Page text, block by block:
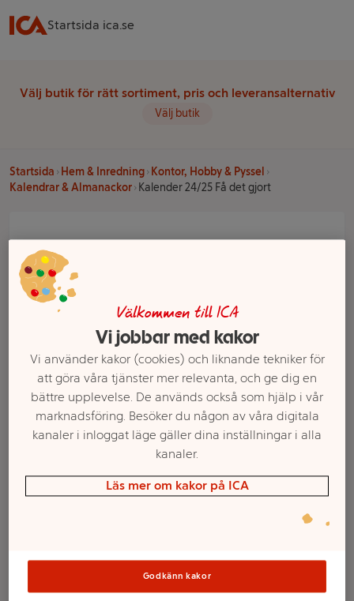
Startsida ica.se
Välj butik för rätt sortiment, pris och leveransalternativ
Välj butik
Startsida Hem & Inredning
Kontor, Hobby & Pyssel
Kalendrar & Almanackor Kalender 24/25 Få det gjort
Välj butik och handla
Sortimentet kan variera mellan butikerna
Välkommen till ICA
Vi jobbar med kakor
Vi använder kakor (cookies) och liknande tekniker för
att göra våra tjänster mer relevanta, och ge dig en
bättre upplevelse. De används också som hjälp i vår
marknadsföring. Besöker du någon av våra digitala
kanaler i inloggat läge gäller dina inställningar i alla
kanaler.
Läs mer om kakor på ICA
Godkänn kakor